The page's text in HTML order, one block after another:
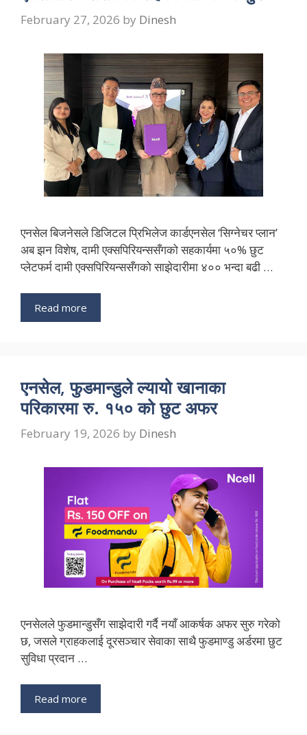
February 27, 2026 by Dinesh
एनसेल बिजनेसले डिजिटल प्रिभिलेज कार्डएनसेल ‘सिग्नेचर प्लान’
अब झन विशेष, दामी एक्सपिरियन्ससँगको सहकार्यमा ५०% छुट
प्लेटफर्म दामी एक्सपिरियन्ससँगको साझेदारीमा ४०० भन्दा बढी …
Read more
एनसेल, फुडमान्डुले ल्यायो खानाका
परिकारमा रु. १५० को छुट अफर
February 19, 2026 by Dinesh
एनसेलले फुडमान्डुसँग साझेदारी गर्दै नयाँ आकर्षक अफर सुरु गरेको
छ, जसले ग्राहकलाई दूरसञ्चार सेवाका साथै फुडमाण्डु अर्डरमा छुट
सुविधा प्रदान …
Read more